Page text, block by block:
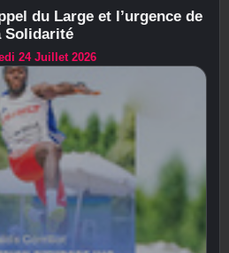
du Large et l’urgence de
Solidarité
24 Juillet 2026